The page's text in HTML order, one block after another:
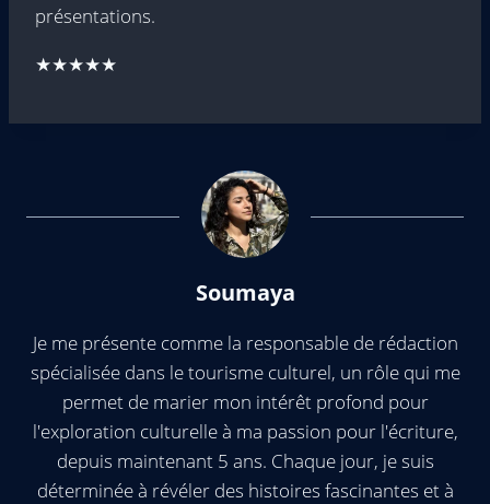
présentations.
★★★★★
Soumaya
Je me présente comme la responsable de rédaction
spécialisée dans le tourisme culturel, un rôle qui me
permet de marier mon intérêt profond pour
l'exploration culturelle à ma passion pour l'écriture,
depuis maintenant 5 ans. Chaque jour, je suis
déterminée à révéler des histoires fascinantes et à